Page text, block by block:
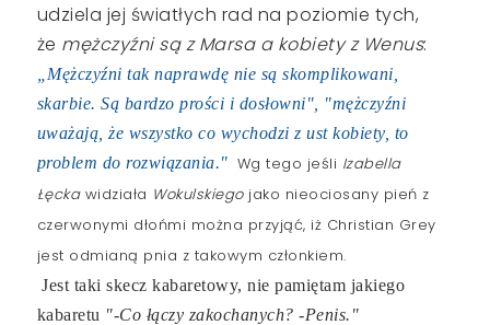
udziela jej światłych rad na poziomie tych,
że mężczyźni są z Marsa a kobiety z Wenus:
„Mężczyźni tak naprawdę nie są skomplikowani,
skarbie. Są bardzo prości i dosłowni", "mężczyźni
uważają, że wszystko co wychodzi z ust kobiety, to
problem do rozwiązania." Wg tego jeśli Izabella
Łęckawidziała Wokulskiegojako nieociosany pień z
czerwonymi dłońmi można przyjąć, iż Christian Grey
jest odmianą pnia z takowym członkiem.
Jest taki skecz kabaretowy, nie pamiętam jakiego
kabaretu "-Co łączy zakochanych? -Penis."